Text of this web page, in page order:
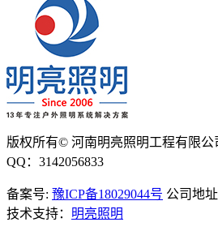
版权所有© 河南明亮照明工程有限公
QQ：3142056833
备案号: 豫ICP备18029044号 公司地
技术支持： 明亮照明